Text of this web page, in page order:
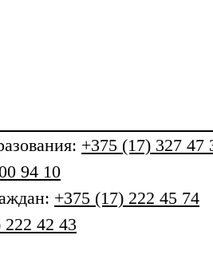
: +375 (17) 327 47
94 10
+375 (17) 222 45 74
222 42 43